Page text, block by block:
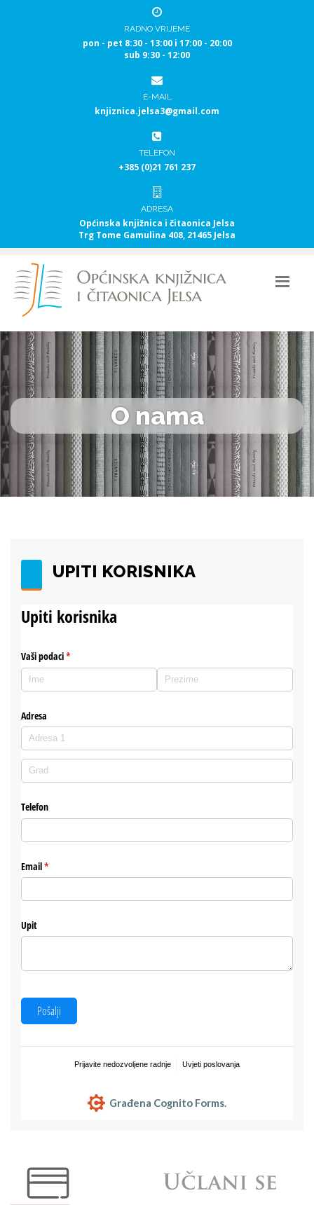
RADNO VRIJEME
pon - pet 8:30 - 13:00 i 17:00 - 20:00
sub 9:30 - 12:00
E-MAIL
knjiznica.jelsa3@gmail.com
TELEFON
+385 (0)21 761 237
ADRESA
Općinska knjižnica i čitaonica Jelsa
Trg Tome Gamulina 408, 21465 Jelsa
O nama
UPITI KORISNIKA
Upiti korisnika
Vaši podaci*
(potreban upis)
Adresa
Telefon
Email*
(potreban upis)
Upit
Pošalji
Prijavite nedozvoljene radnje Uvjeti poslovanja
Građena Cognito Forms.